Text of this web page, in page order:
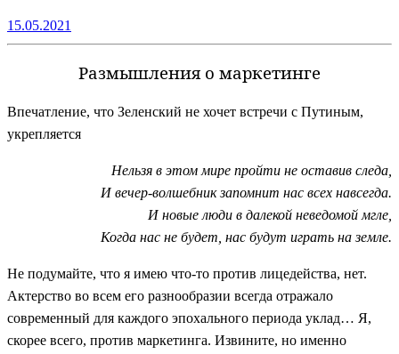
15.05.2021
Размышления о маркетинге
Впечатление, что Зеленский не хочет встречи с Путиным,
укрепляется
Нельзя в этом мире пройти не оставив следа,
И вечер-волшебник запомнит нас всех навсегда.
И новые люди в далекой неведомой мгле,
Когда нас не будет, нас будут играть на земле.
Не подумайте, что я имею что-то против лицедейства, нет.
Актерство во всем его разнообразии всегда отражало
современный для каждого эпохального периода уклад… Я,
скорее всего, против маркетинга. Извините, но именно